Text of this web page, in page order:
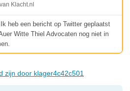
Klacht.nl
heb een bericht op Twitter geplaatst
Witte Thiel Advocaten nog niet in
zijn door klager4c42c501